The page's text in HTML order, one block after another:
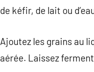
de kéfir, de lait ou
Ajoutez les grains au
aérée. Laissez